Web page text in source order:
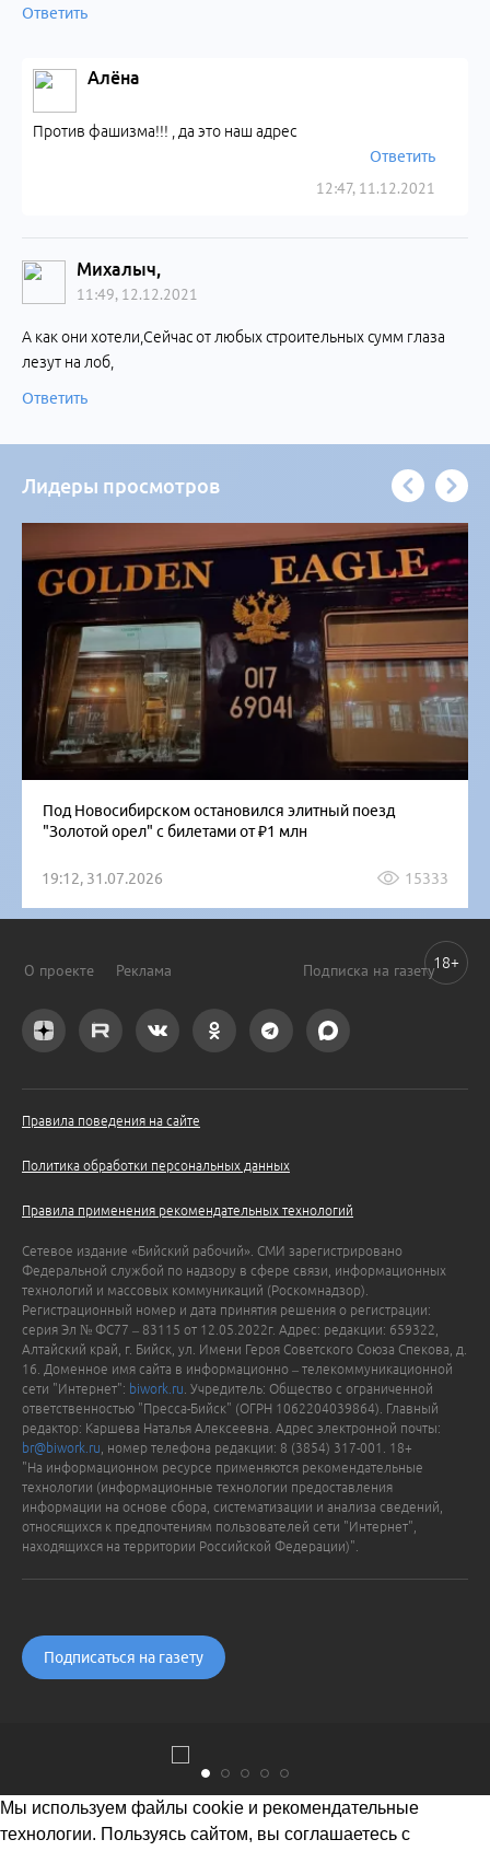
Ответить
Алёна
12:47, 11.12.2021
Против фашизма!!! , да это наш адрес
Ответить
Михалыч,
11:49, 12.12.2021
А как они хотели,Сейчас от любых строительных сумм глаза
лезут на лоб,
Ответить
Лидеры просмотров
Под Новосибирском остановился элитный поезд
"Золотой орел" с билетами от ₽1 млн
19:12, 31.07.2026 15333
О проекте Реклама Подписка на газету
Правила поведения на сайте
Политика обработки персональных данных
Правила применения рекомендательных технологий
Сетевое издание «Бийский рабочий». СМИ зарегистрировано
Федеральной службой по надзору в сфере связи, информационных
технологий и массовых коммуникаций (Роскомнадзор).
Регистрационный номер и дата принятия решения о регистрации:
серия Эл № ФС77 – 83115 от 12.05.2022г. Адрес: редакции: 659322,
Алтайский край, г. Бийск, ул. Имени Героя Советского Союза Спекова, д.
16. Доменное имя сайта в информационно – телекоммуникационной
сети "Интернет": biwork.ru . Учредитель: Общество с ограниченной
ответственностью "Пресса-Бийск" (ОГРН 1062204039864). Главный
редактор: Каршева Наталья Алексеевна. Адрес электронной почты:
br@biwork.ru , номер телефона редакции: 8 (3854) 317-001. 18+
"На информационном ресурсе применяются рекомендательные
технологии (информационные технологии предоставления
информации на основе сбора, систематизации и анализа сведений,
относящихся к предпочтениям пользователей сети "Интернет",
находящихся на территории Российской Федерации)".
Подписаться на газету
18+
Мы используем файлы cookie и рекомендательные
технологии. Пользуясь сайтом, вы соглашаетесь с